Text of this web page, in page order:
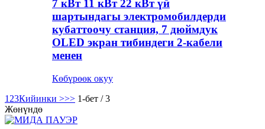
7 кВт 11 кВт 22 кВт үй
шартындагы электромобилдерди
кубаттоочу станция, 7 дюймдук
OLED экран тибиндеги 2-кабели
менен
Көбүрөөк окуу
1 23Кийинки >>> 1-бет / 3
Жөнүндө